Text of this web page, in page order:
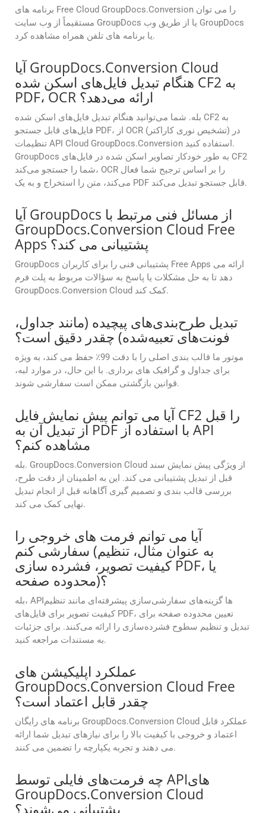
برنامه های Free Cloud GroupDocs.Conversion را می توان
مستقیماً از وب سایت GroupDocs یا از طریق وب GroupDocs
یا برنامه های تلفن همراه مشاهده کرد.
آیا GroupDocs.Conversion Cloud
هنگام تبدیل فایل‌های اسکن شده CF2 به
PDF، OCR ارائه می‌دهد؟
بله. شما می‌توانید هنگام تبدیل فایل‌های اسکن شده CF2 به
فایل‌های قابل جستجو PDF، از OCR (تشخیص نوری کاراکتر) در
تنظیمات API Cloud GroupDocs.Conversion استفاده کنید.
GroupDocs به طور خودکار تصاویر اسکن شده در فایل‌های CF2
شما را جستجو می‌کند، OCR را بر اساس ترجیح شما فعال
می‌کند، متن را استخراج و به یک PDF قابل جستجو تبدیل می‌کند.
آیا GroupDocs از مسائل فنی مرتبط با
GroupDocs.Conversion Cloud Free
Apps پشتیبانی می کند؟
GroupDocs پشتیبانی فنی را برای کاربران Free Apps ارائه می
دهد تا به حل مشکلات یا پاسخ به سؤالات مربوط به پلت فرم
GroupDocs.Conversion Cloud کمک کند.
تبدیل طرح‌بندی‌های پیچیده (مانند جداول،
فونت‌های تعبیه‌شده) چقدر دقیق است؟
موتور ما قالب بندی اصلی را با دقت 99٪ حفظ می کند، به ویژه
برای جداول و گرافیک های برداری. با این حال، در موارد لبه،
قوانین بازگشتی ممکن است سفارشی شوند.
آیا می توانم پیش نمایش فایل CF2 را قبل
از تبدیل آن به PDF با استفاده از API
مشاهده کنم؟
بله. GroupDocs.Conversion Cloud از ویژگی پیش نمایش سند
قبل از تبدیل پشتیبانی می کند. این به اطمینان از دقت طرح،
بررسی قالب بندی و تصمیم گیری آگاهانه قبل از انجام تبدیل
نهایی کمک می کند.
آیا می توانم فرمت های خروجی را
سفارشی کنم (به عنوان مثال، تنظیم
کیفیت تصویر، فشرده سازی PDF، یا
محدوده صفحه)؟
بله، APIها گزینه‌های سفارشی‌سازی پیشرفته‌ای مانند تنظیم
کیفیت تصویر برای فایل‌های PDF، تعیین محدوده صفحه برای
تبدیل و تنظیم سطوح فشرده‌سازی را ارائه می‌کنند. برای جزئیات
به مستندات مراجعه کنید.
عملکرد اپلیکیشن های
GroupDocs.Conversion Cloud Free
چقدر قابل اعتماد است؟
برنامه های رایگان GroupDocs.Conversion Cloud عملکرد قابل
اعتماد و خروجی با کیفیت بالا را برای نیازهای تبدیل شما ارائه
می دهند و تجربه یکپارچه را تضمین می کنند.
چه فرمت‌های فایلی توسط APIهای
GroupDocs.Conversion Cloud
پشتیبانی می‌شوند؟